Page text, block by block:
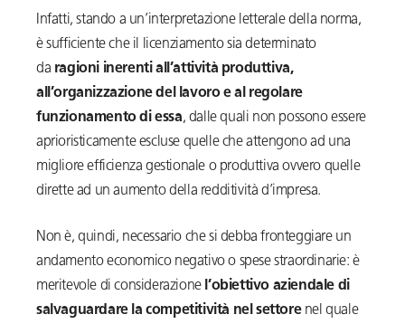
Infatti, stando a un’interpretazione letterale della norma,
è sufficiente che il licenziamento sia determinato
da ragioni inerenti all’attività produttiva,
all’organizzazione del lavoro e al regolare
funzionamento di essa, dalle quali non possono essere
aprioristicamente escluse quelle che attengono ad una
migliore efficienza gestionale o produttiva ovvero quelle
dirette ad un aumento della redditività d’impresa.
Non è, quindi, necessario che si debba fronteggiare un
andamento economico negativo o spese straordinarie: è
meritevole di considerazione l’obiettivo aziendale di
salvaguardare la competitività nel settore nel quale